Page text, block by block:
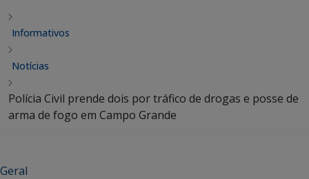
Informativos
Notícias
Polícia Civil prende dois por tráfico de drogas e posse de
arma de fogo em Campo Grande
Geral